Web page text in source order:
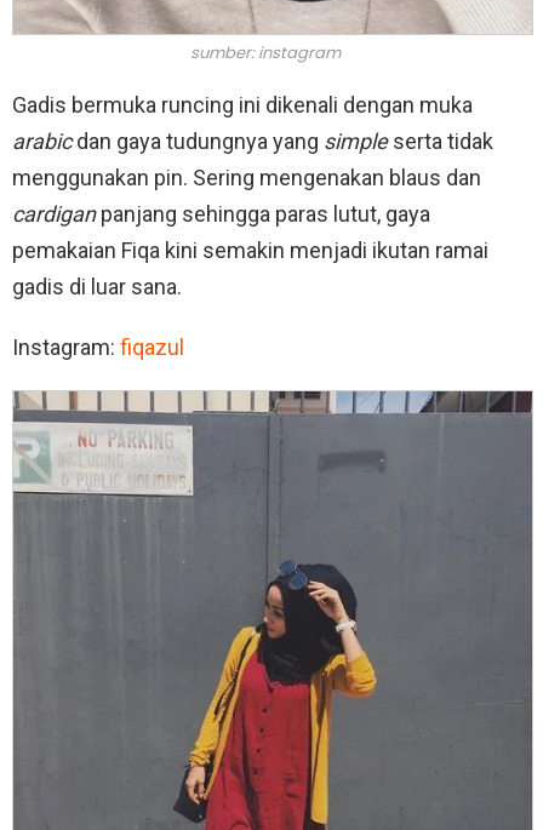
sumber: instagram
Gadis bermuka runcing ini dikenali dengan muka
arabicdan gaya tudungnya yang simpleserta tidak
menggunakan pin. Sering mengenakan blaus dan
cardiganpanjang sehingga paras lutut, gaya
pemakaian Fiqa kini semakin menjadi ikutan ramai
gadis di luar sana.
Instagram: fiqazul